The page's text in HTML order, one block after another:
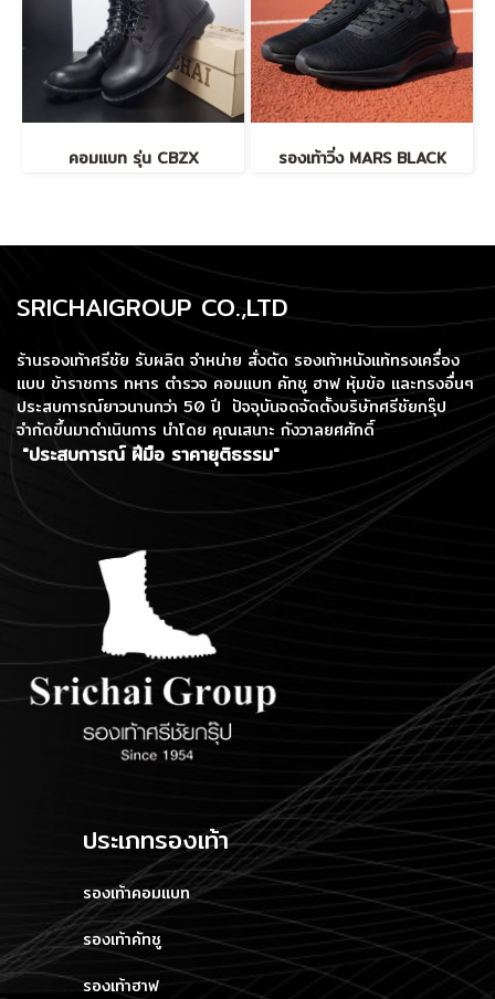
คอมแบท รุ่น CBZX รองเท้าวิ่ง MARS BLACK
SRICHAIGROUP CO.,LTD
ร้านรองเท้าศรีชัย รับผลิต จำหน่าย สั่งตัด รองเท้าหนังแท้ทรงเครื่อง
แบบ ข้าราชการ ทหาร ตำรวจ คอมแบท คัทชู ฮาฟ หุ้มข้อ และทรงอื่นๆ
ประสบการณ์ยาวนานกว่า 50 ปี ปัจจุบันจดจัดตั้งบริษัทศรีชัยกรุ๊ป
จำกัดขึ้นมาดำเนินการ นำโดย คุณเสนาะ กังวาลยศศักดิ์
"ประสบการณ์ ฝีมือ ราคายุติธรรม"
ประเภทรองเท้า
รองเท้าคอมแบท
รองเท้าคัทชู
รองเท้าฮาฟ